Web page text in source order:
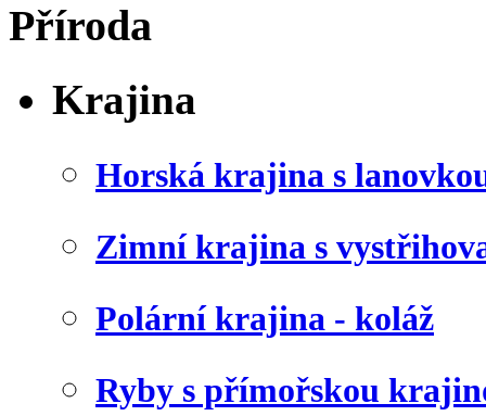
Příroda
Krajina
Horská krajina s
Zimní krajina s
Polární krajina - koláž
Ryby s přímořskou